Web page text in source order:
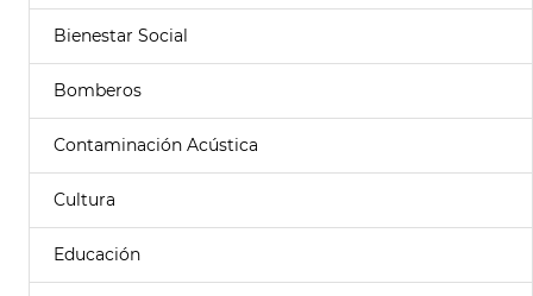
Bienestar Social
Bomberos
Contaminación Acústica
Cultura
Educación